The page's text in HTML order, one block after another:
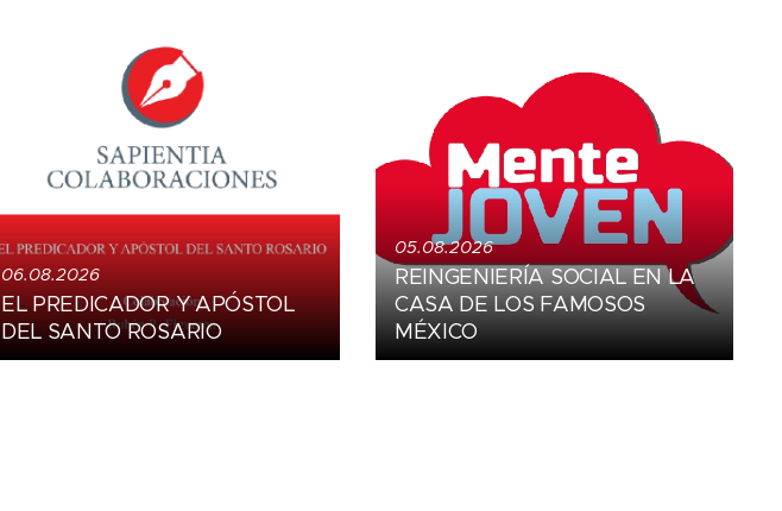
06.08.2026
EL PREDICADOR Y APÓSTOL
DEL SANTO ROSARIO
05.08.2026
REINGENIERÍA SOCIAL EN LA
CASA DE LOS FAMOSOS
MÉXICO